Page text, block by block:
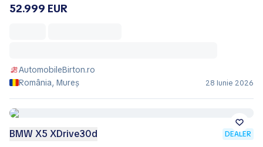
52.999 EUR
AutomobileBirton.ro
România, Mureș
28 Iunie 2026
BMW X5 XDrive30d DEALER